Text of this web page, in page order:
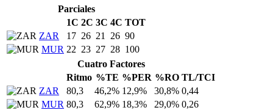
Parciales
1C 2C 3C 4C TOT
ZAR
17 26 21 26 90
MUR 22 23 27 28 100
Cuatro Factores
Ritmo %TE %PER %RO TL/TCI
ZAR
80,3 46,2% 12,9% 30,8% 0,44
MUR 80,3 62,9% 18,3% 29,0% 0,26